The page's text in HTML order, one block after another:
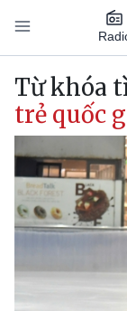
Nhảy đến nội dung
Main
Từ khóa
trẻ quốc